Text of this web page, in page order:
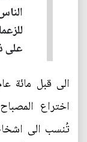
على
الى قبل مائة
اختراع
تُنسب الى